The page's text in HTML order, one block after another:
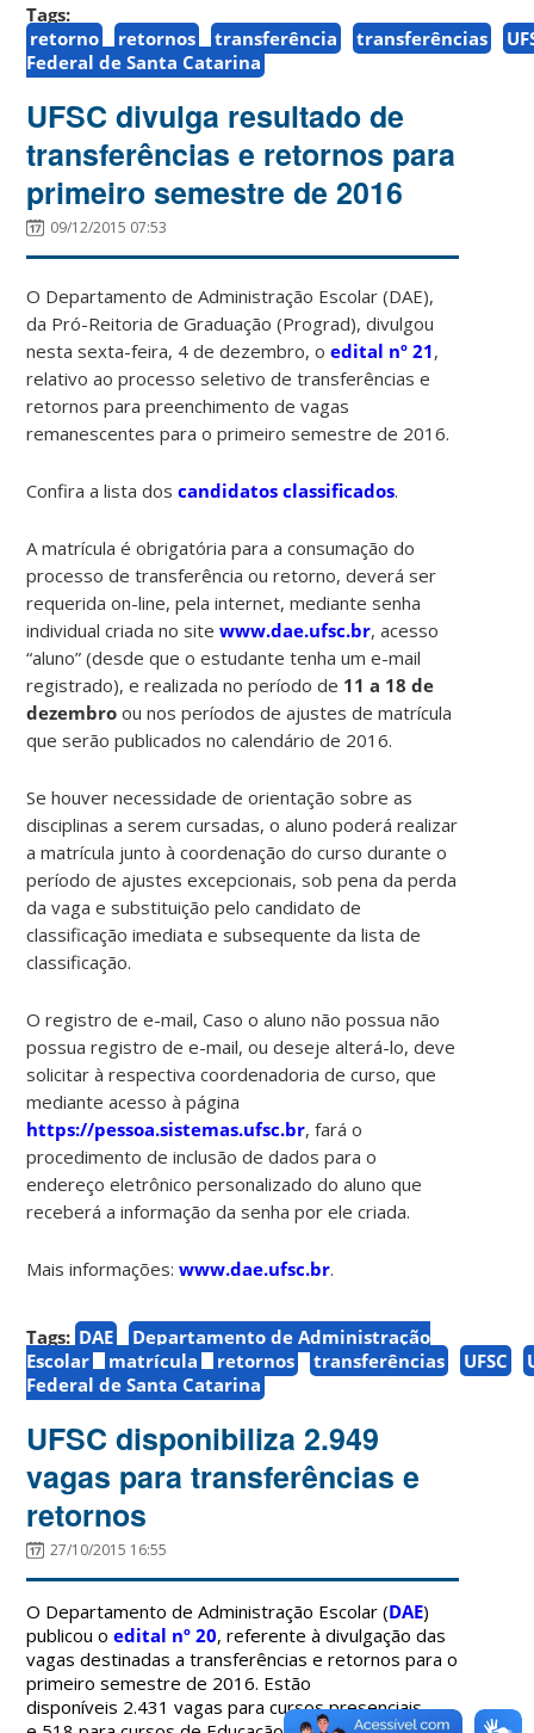
Tags:
retorno
retornos transferência transferências
Federal de Santa Catarina
UFSC divulga resultado de
transferências e retornos para
primeiro semestre de 2016
09/12/2015 07:53
O Departamento de Administração Escolar (DAE),
da Pró-Reitoria de Graduação (Prograd), divulgou
nesta sexta-feira, 4 de dezembro, oedital nº 21,
relativo ao processo seletivo de transferências e
retornos para preenchimento de vagas
remanescentes para o primeiro semestre de 2016.
Confira a lista doscandidatos classificados.
A matrícula é obrigatória para a consumação do
processo de transferência ou retorno, deverá ser
requerida on-line, pela internet, mediante senha
individual criada no sitewww.dae.ufsc.br, acesso
“aluno” (desde que o estudante tenha um e-mail
registrado), e realizada no período de 11 a 18 de
dezembro ou nos períodos de ajustes de matrícula
que serão publicados no calendário de 2016.
Se houver necessidade de orientação sobre as
disciplinas a serem cursadas, o aluno poderá realizar
a matrícula junto à coordenação do curso durante o
período de ajustes excepcionais, sob pena da perda
da vaga e substituição pelo candidato de
classificação imediata e subsequente da lista de
classificação.
O registro de e-mail, Caso o aluno não possua não
possua registro de e-mail, ou deseje alterá-lo, deve
solicitar à respectiva coordenadoria de curso, que
mediante acesso à página
https://pessoa.sistemas.ufsc.br, fará o
procedimento de inclusão de dados para o
endereço eletrônico personalizado do aluno que
receberá a informação da senha por ele criada.
Mais informações:www.dae.ufsc.br.
Tags: DAE
Departamento de Administração
Escolar
matrícula retornos transferências UFSC
Federal de Santa Catarina
UFSC disponibiliza 2.949
vagas para transferências e
retornos
27/10/2015 16:55
O Departamento de Administração Escolar (DAE)
publicou o edital nº 20, referente à divulgação das
vagas destinadas a transferências e retornos para o
primeiro semestre de 2016. Estão
disponíveis 2.431 vagas para cursos presenciais